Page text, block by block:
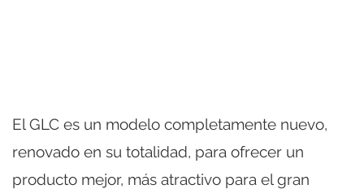
El GLC es un modelo completamente nuevo,
renovado en su totalidad, para ofrecer un
producto mejor, más atractivo para el gran